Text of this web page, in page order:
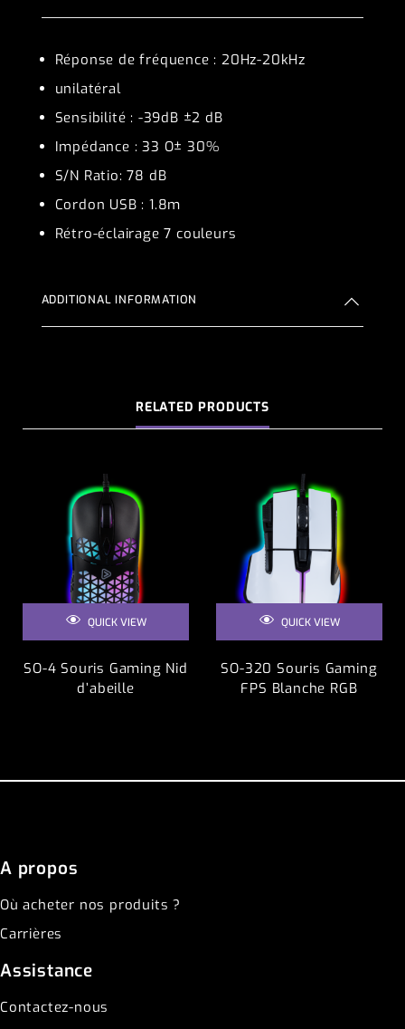
Réponse de fréquence : 20Hz-20kHz
unilatéral
Sensibilité : -39dB ±2 dB
Impédance : 33 O± 30%
S/N Ratio: 78 dB
Cordon USB : 1.8m
Rétro-éclairage 7 couleurs
ADDITIONAL INFORMATION
RELATED PRODUCTS
QUICK VIEW
SO-4 Souris Gaming Nid
d’abeille
QUICK VIEW
SO-320 Souris Gaming
FPS Blanche RGB
A propos
Où acheter nos produits ?
Carrières
Assistance
Contactez-nous